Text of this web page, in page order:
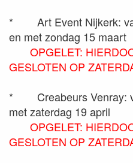
*
Art Event Nijkerk:
en met zondag 15 maart
OPGELET:
GESLOTEN OP
*
Creabeurs Venray:
met zaterdag 19 april
OPGELET:
GESLOTEN OP